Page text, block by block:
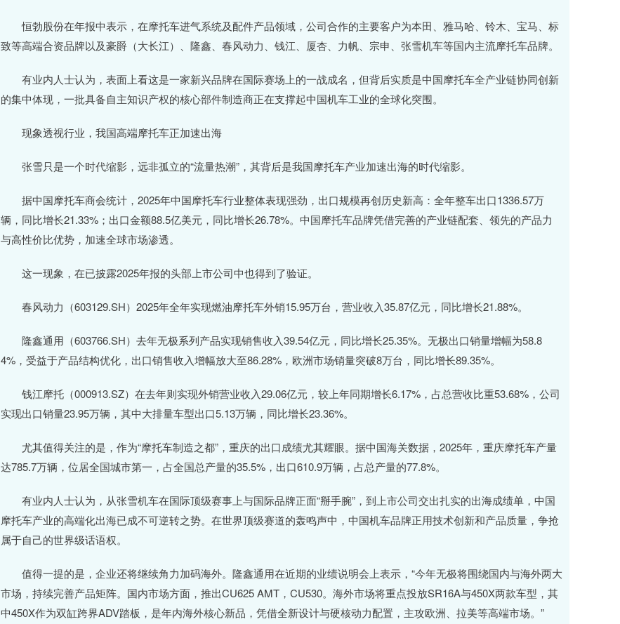
恒勃股份在年报中表示，在摩托车进气系统及配件产品领域，公司合作的主要客户为本田、雅马哈、铃木、宝马、标
致等高端合资品牌以及豪爵（大长江）、隆鑫、春风动力、钱江、厦杏、力帆、宗申、张雪机车等国内主流摩托车品牌。
有业内人士认为，表面上看这是一家新兴品牌在国际赛场上的一战成名，但背后实质是中国摩托车全产业链协同创新
的集中体现，一批具备自主知识产权的核心部件制造商正在支撑起中国机车工业的全球化突围。
现象透视行业，我国高端摩托车正加速出海
张雪只是一个时代缩影，远非孤立的“流量热潮”，其背后是我国摩托车产业加速出海的时代缩影。
据中国摩托车商会统计，2025年中国摩托车行业整体表现强劲，出口规模再创历史新高：全年整车出口1336.57万
辆，同比增长21.33%；出口金额88.5亿美元，同比增长26.78%。中国摩托车品牌凭借完善的产业链配套、领先的产品力
与高性价比优势，加速全球市场渗透。
这一现象，在已披露2025年报的头部上市公司中也得到了验证。
春风动力（603129.SH）2025年全年实现燃油摩托车外销15.95万台，营业收入35.87亿元，同比增长21.88%。
隆鑫通用（603766.SH）去年无极系列产品实现销售收入39.54亿元，同比增长25.35%。无极出口销量增幅为58.8
4%，受益于产品结构优化，出口销售收入增幅放大至86.28%，欧洲市场销量突破8万台，同比增长89.35%。
钱江摩托（000913.SZ）在去年则实现外销营业收入29.06亿元，较上年同期增长6.17%，占总营收比重53.68%，公司
实现出口销量23.95万辆，其中大排量车型出口5.13万辆，同比增长23.36%。
尤其值得关注的是，作为“摩托车制造之都”，重庆的出口成绩尤其耀眼。据中国海关数据，2025年，重庆摩托车产量
达785.7万辆，位居全国城市第一，占全国总产量的35.5%，出口610.9万辆，占总产量的77.8%。
有业内人士认为，从张雪机车在国际顶级赛事上与国际品牌正面“掰手腕”，到上市公司交出扎实的出海成绩单，中国
摩托车产业的高端化出海已成不可逆转之势。在世界顶级赛道的轰鸣声中，中国机车品牌正用技术创新和产品质量，争抢
属于自己的世界级话语权。
值得一提的是，企业还将继续角力加码海外。隆鑫通用在近期的业绩说明会上表示，“今年无极将围绕国内与海外两大
市场，持续完善产品矩阵。国内市场方面，推出CU625 AMT，CU530。海外市场将重点投放SR16A与450X两款车型，其
中450X作为双缸跨界ADV踏板，是年内海外核心新品，凭借全新设计与硬核动力配置，主攻欧洲、拉美等高端市场。”